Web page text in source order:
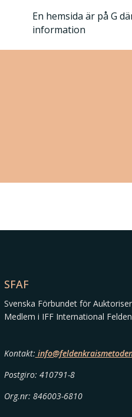
En hemsida är på G
information
SFAF
Svenska Förbundet för
Medlem i IFF International
Kontakt:
Postgiro: 410791-8
Org.nr: 846003-6810